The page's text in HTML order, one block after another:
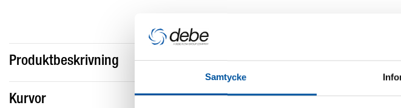
Samtycke
Produktbeskrivning
Kurvor